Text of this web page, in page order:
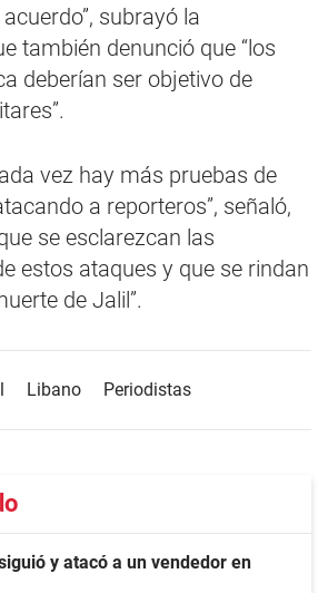
subrayó la
también denunció que “los
deberían ser objetivo de
vez hay más pruebas de
a reporteros”, señaló,
se esclarezcan las
estos ataques y que se rindan
de Jalil”.
Libano Periodistas
y atacó a un vendedor en